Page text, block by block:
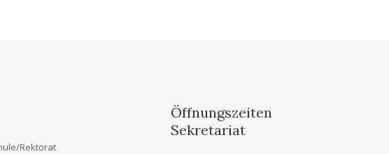
Rektorat
Öffnungszeiten
Sekretariat